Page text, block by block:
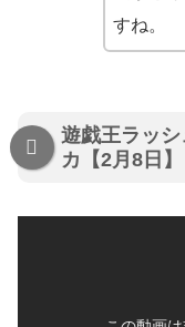
すね。
遊戯王ラッ
カ【2月8日】